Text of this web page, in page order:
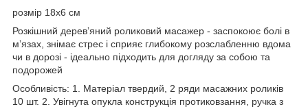
розмір 18х6 см
Розкішний деревʼяний роликовий масажер - заспокоює болі в
мʼязах, знімає стрес і сприяє глибокому розслабленню вдома
чи в дорозі - ідеально підходить для догляду за собою та
подорожей
Особливість: 1. Матеріал твердий, 2 ряди масажних роликів
10 шт. 2. Увігнута опукла конструкція протиковзання, ручка з